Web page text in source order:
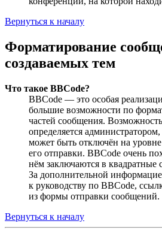
Вернуться к началу
Форматирование
создаваемых тем
Что такое BBCode?
BBCode — это особая
большие возможности по
частей сообщения.
определяется
может быть отключён на
его отправки. BBCode очень
нём заключаются в квадратные
За дополнительной
к руководству по BBCode,
из формы отправки сообщений.
Вернуться к началу